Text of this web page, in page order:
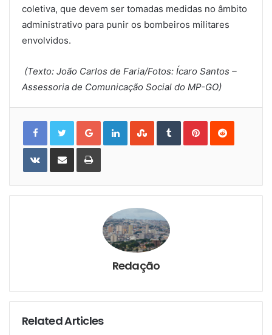
coletiva, que devem ser tomadas medidas no âmbito
administrativo para punir os bombeiros militares
envolvidos.
(Texto: João Carlos de Faria/Fotos: Ícaro Santos –
Assessoria de Comunicação Social do MP-GO)
Google+LinkedInStumbleUpon
TumblrPinterestReddit
VKontakteShare
Email
Print
Redação
Related Articles